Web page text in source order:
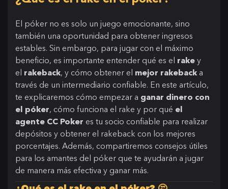
El póker no es solo un juego emocionante, sino
también una oportunidad para obtener ingresos
estables. Sin embargo, para jugar con el máximo
beneficio, es importante entender qué es el rake y
el rakeback, y cómo obtener el mejor rakeback a
través de un intermediario confiable. En este artículo,
te explicaremos cómo empezar a ganar dinero con
el póker, cómo funciona el rake y por qué el
agente CC Poker es tu socio confiable para realizar
depósitos y obtener el rakeback con los mejores
porcentajes. Además, compartiremos consejos útiles
para los amantes del póker que te ayudarán a jugar
de manera más efectiva y ganar más.